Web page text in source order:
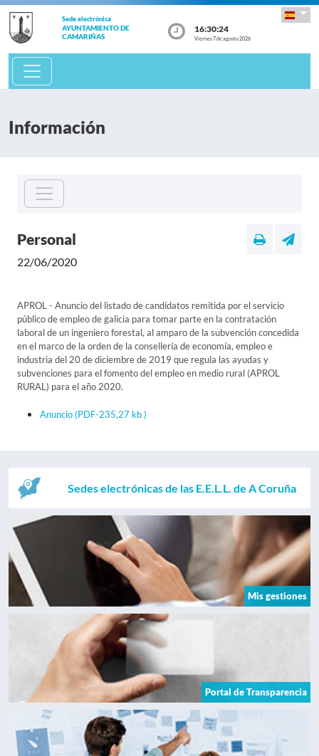
Sede electrónica
AYUNTAMIENTO DE
CAMARIÑAS
16:30:24
Viernes 7 de agosto 2026
Información
Personal
22/06/2020
APROL - Anuncio del listado de candidatos remitida por el servicio
público de empleo de galicia para tomar parte en la contratación
laboral de un ingeniero forestal, al amparo de la subvención concedida
en el marco de la orden de la consellería de economía, empleo e
industria del 20 de diciembre de 2019 que regula las ayudas y
subvenciones para el fomento del empleo en medio rural (APROL
RURAL) para el año 2020.
Anuncio(PDF-235,27 kb )
Sedes electrónicas de las E.E.L.L. de A Coruña
Mis gestiones
Portal de Transparencia